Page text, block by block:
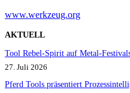
www.werkzeug.org
AKTUELL
Tool Rebel-Spirit auf Metal-
27. Juli 2026
Pferd Tools präsentiert